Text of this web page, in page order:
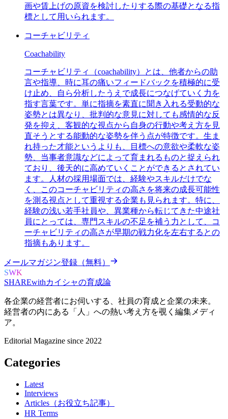
画や賃上げの原資を検討したりする際の基礎となる指
標として用いられます。
コーチャビリティ
Coachability
コーチャビリティ（coachability）とは、他者からの助
言や指導、時に耳の痛いフィードバックを積極的に受
け止め、自ら分析したうえで成長につなげていく力を
指す言葉です。単に指摘を素直に聞き入れる受動的な
姿勢とは異なり、批判的な意見に対しても感情的な反
発を抑え、客観的な視点から自身の行動や考え方を見
直そうとする能動的な姿勢を伴う点が特徴です。生ま
れ持った才能というよりも、目標への意欲や柔軟な姿
勢、当事者意識などによって育まれるものと捉えられ
ており、後天的に高めていくことができるとされてい
ます。人材の採用場面では、経験やスキルだけでな
く、このコーチャビリティの高さを将来の成長可能性
を測る視点として重視する企業も見られます。特に、
経験の浅い若手社員や、異業種から転じてきた中途社
員にとっては、専門スキルの不足を補う力として、コ
ーチャビリティの高さが早期の戦力化を左右するとの
指摘もあります。
メールマガジン登録（無料）
SWK
SHAREwithカイシャの育成論
各企業の経営者にお伺いする、 社員の育成と企業の未来。
経営者の内にある
「人」への熱い考え方を覗く 編集メディ
ア。
Editorial Magazine since 2022
Categories
Latest
Interviews
Articles（お役立ち記事）
HR Terms